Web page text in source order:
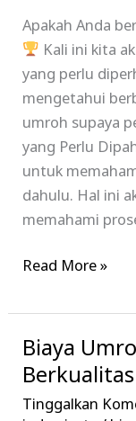
Apakah Anda
Kali ini kita
yang perlu
mengetahui
umroh supaya
yang Perlu
untuk
dahulu. Hal ini
memahami
Read More »
Biaya
Berkualitas
Tinggalkan
Biaya
Umroh
Mei